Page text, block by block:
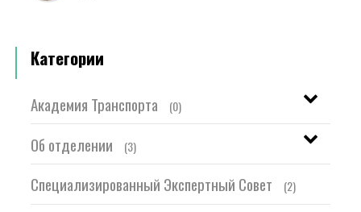
Категории
Академия Транспорта (0)
Об отделении (3)
Специализированный Экспертный Совет (2)